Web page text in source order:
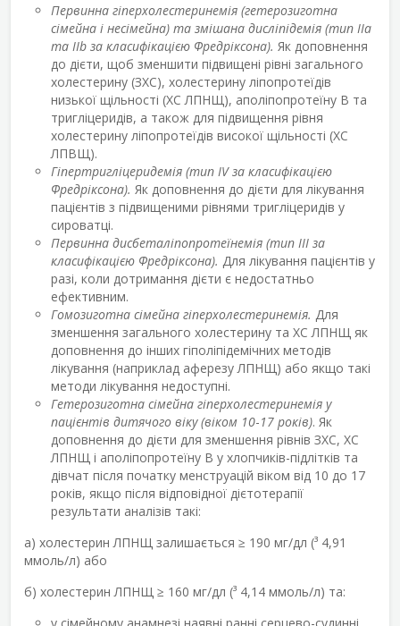
Первинна гіперхолестеринемія (гетерозиготна
сімейна і несімейна) та змішана дисліпідемія (тип IІа
та IIb за класифікацією Фредріксона). Як доповнення
до дієти, щоб зменшити підвищені рівні загального
холестерину (ЗХС), холестерину ліпопротеїдів
низької щільності (ХС ЛПНЩ), аполіпопротеїну В та
тригліцеридів, а також для підвищення рівня
холестерину ліпопротеїдів високої щільності (ХС
ЛПВЩ).
Гіпертригліцеридемія (тип IV за класифікацією
Фредріксона). Як доповнення до дієти для лікування
пацієнтів з підвищеними рівнями тригліцеридів у
сироватці.
Первинна дисбеталіпопротеїнемія (тип III за
класифікацією Фредріксона). Для лікування пацієнтів у
разі, коли дотримання дієти є недостатньо
ефективним.
Гомозиготна сімейна гіперхолестеринемія. Для
зменшення загального холестерину та ХС ЛПНЩ як
доповнення до інших гіполіпідемічних методів
лікування (наприклад аферезу ЛПНЩ) або якщо такі
методи лікування недоступні.
Гетерозиготна сімейна гіперхолестеринемія у
пацієнтів дитячого віку (віком 10-17 років). Як
доповнення до дієти для зменшення рівнів ЗХС, ХС
ЛПНЩ і аполіпопротеїну В у хлопчиків-підлітків та
дівчат після початку менструацій віком від 10 до 17
років, якщо після відповідної дієтотерапії
результати аналізів такі:
a) холестерин ЛПНЩ залишається ≥ 190 мг/дл (³ 4,91
ммоль/л) або
б) холестерин ЛПНЩ ≥ 160 мг/дл (³ 4,14 ммоль/л) та: